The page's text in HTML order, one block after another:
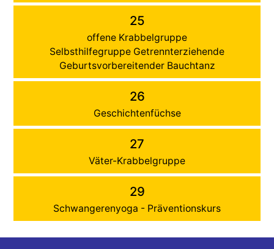
25
offene Krabbelgruppe
Selbsthilfegruppe Getrennterziehende
Geburtsvorbereitender Bauchtanz
26
Geschichtenfüchse
27
Väter-Krabbelgruppe
29
Schwangerenyoga - Präventionskurs